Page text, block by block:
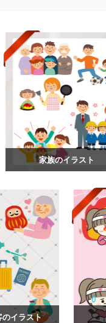
家族のイラスト
イラスト